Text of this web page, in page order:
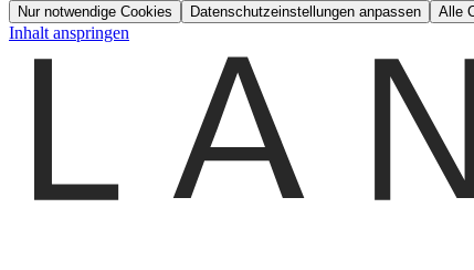
Nur notwendige Cookies Datenschutzeinstellungen anpassen Alle
Inhalt anspringen